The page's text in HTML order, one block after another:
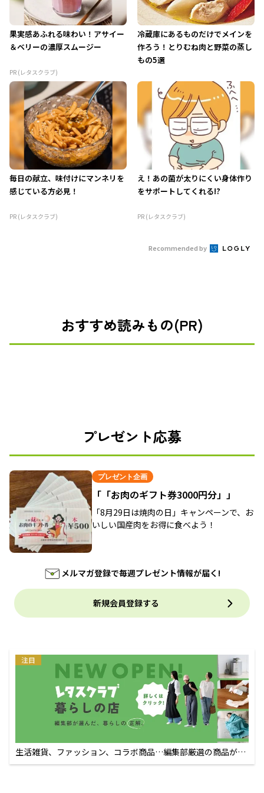
果実感あふれる味わい！アサイー
＆ベリーの濃厚スムージー
PR (レタスクラブ)
冷蔵庫にあるものだけでメインを
作ろう！とりむね肉と野菜の蒸し
もの5選
毎日の献立、味付けにマンネリを
感じている方必見！
PR (レタスクラブ)
え！あの菌が太りにくい身体作り
をサポートしてくれる!?
PR (レタスクラブ)
Recommended by
おすすめ読みもの(PR)
プレゼント応募
プレゼント企画
「「お肉のギフト券3000円分」」
「8月29日は焼肉の日」キャンペーンで、お
いしい国産肉をお得に食べよう！
メルマガ登録で毎週プレゼント情報が届く!
新規会員登録する
注目
生活雑貨、ファッション、コラボ商品…編集部厳選の商品が買
えるECサイト